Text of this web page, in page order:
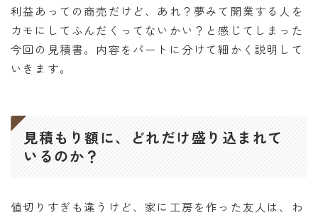
Instagram
Threads
ポイント
オンラインショップ
アクセス
利益あっての商売だけど、あれ？夢みて開業する人を
カモにしてふんだくってないかい？と感じてしまった
今回の見積書。内容をパートに分けて細かく説明して
いきます。
見積もり額に、どれだけ盛り込まれて
いるのか？
値切りすぎも違うけど、家に工房を作った友人は、わ